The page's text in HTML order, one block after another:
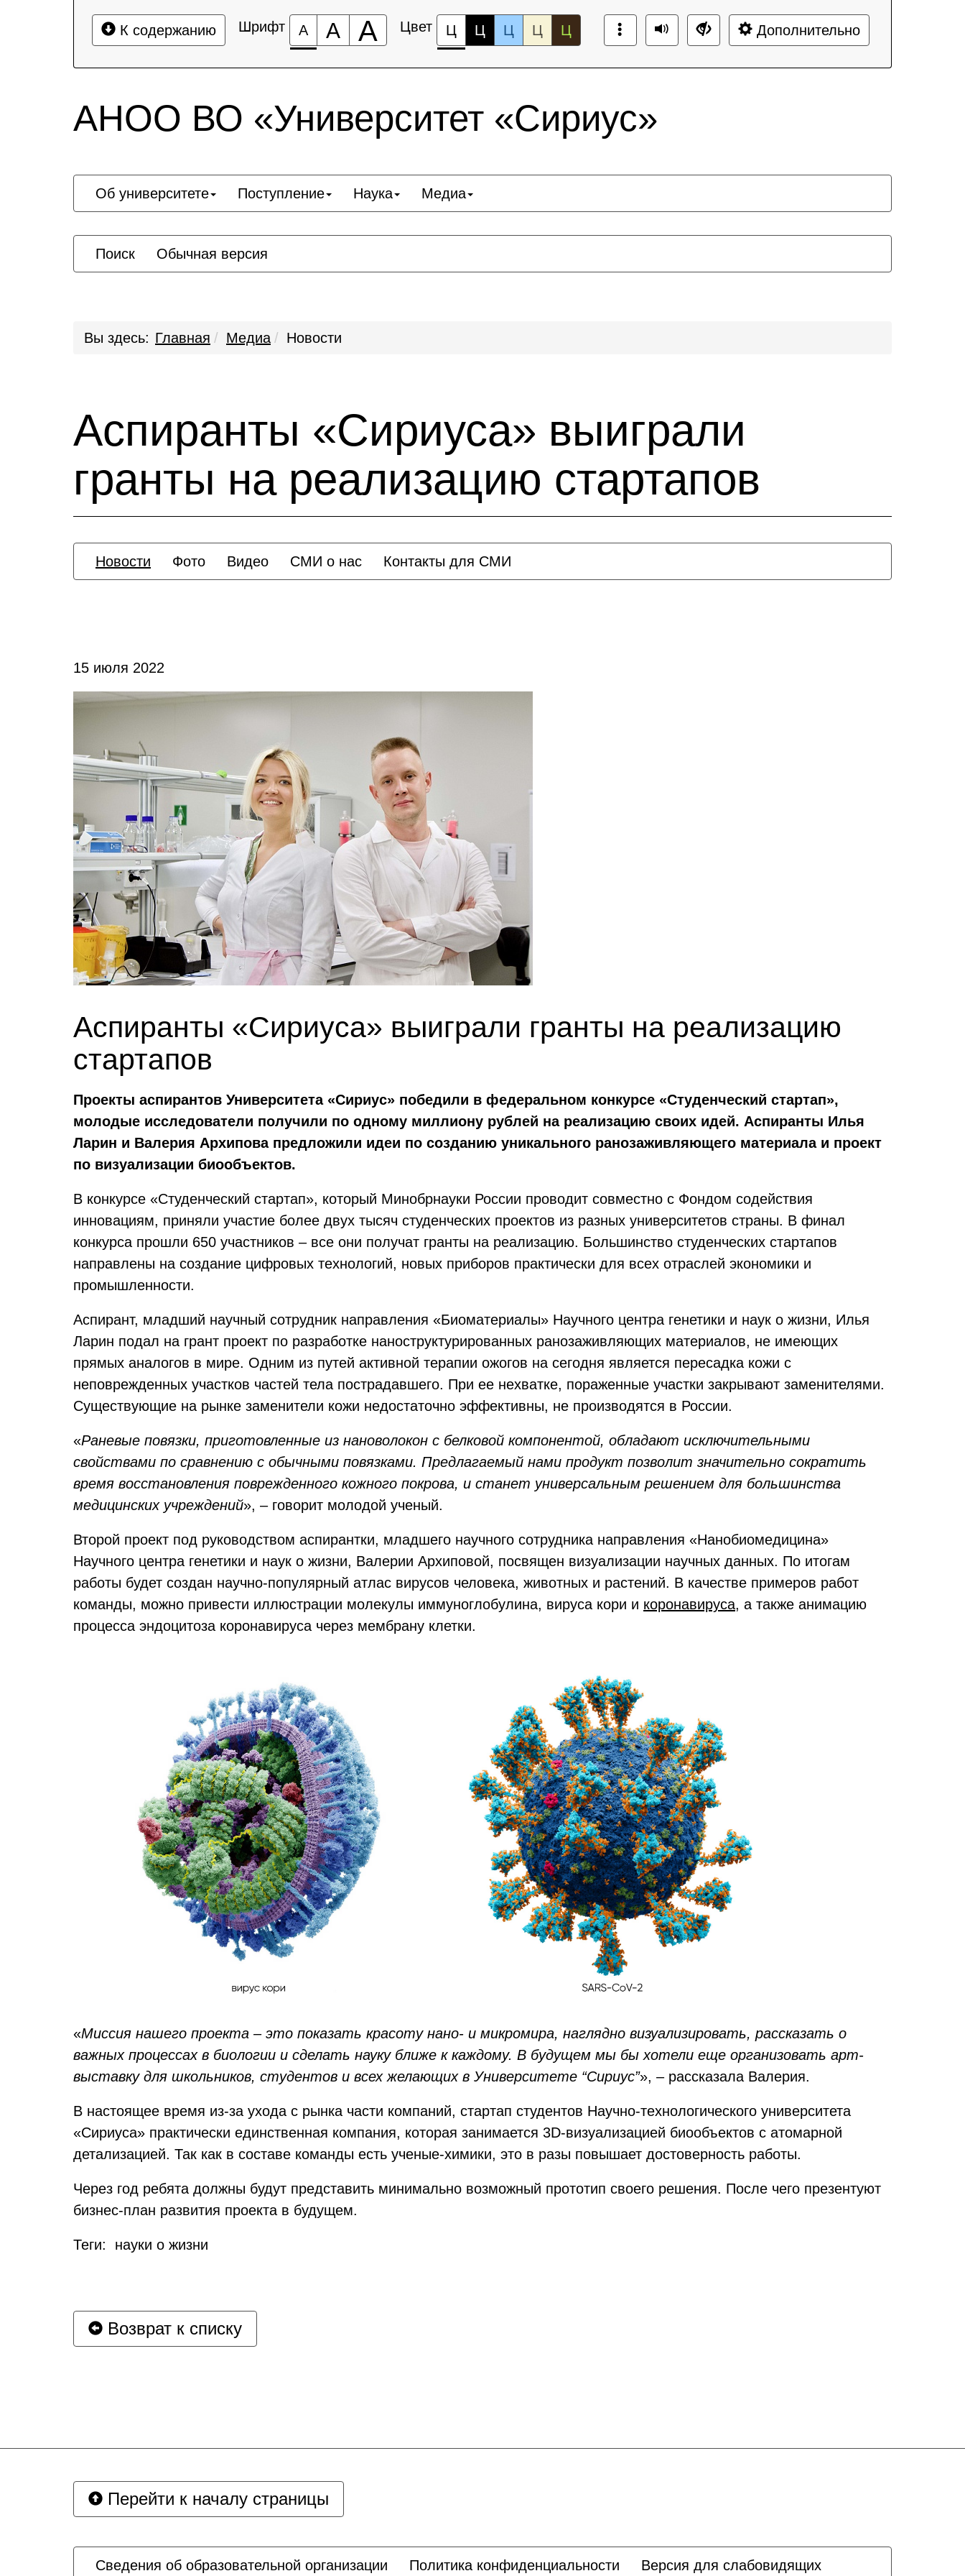
К содержанию Шрифт А А А Цвет Ц Ц Ц Ц Ц Дополнительно
АНОО ВО «Университет «Сириус»
Об университете Поступление Наука Медиа
Поиск Обычная версия
Вы здесь: Главная Медиа Новости
Аспиранты «Сириуса» выиграли
гранты на реализацию стартапов
Новости Фото Видео СМИ о нас Контакты для СМИ
15 июля 2022
Аспиранты «Сириуса» выиграли гранты на реализацию
стартапов
Проекты аспирантов Университета «Сириус» победили в федеральном конкурсе «Студенческий стартап»,
молодые исследователи получили по одному миллиону рублей на реализацию своих идей. Аспиранты Илья
Ларин и Валерия Архипова предложили идеи по созданию уникального ранозаживляющего материала и проект
по визуализации биообъектов.
В конкурсе «Студенческий стартап», который Минобрнауки России проводит совместно с Фондом содействия
инновациям, приняли участие более двух тысяч студенческих проектов из разных университетов страны. В финал
конкурса прошли 650 участников – все они получат гранты на реализацию. Большинство студенческих стартапов
направлены на создание цифровых технологий, новых приборов практически для всех отраслей экономики и
промышленности.
Аспирант, младший научный сотрудник направления «Биоматериалы» Научного центра генетики и наук о жизни, Илья
Ларин подал на грант проект по разработке наноструктурированных ранозаживляющих материалов, не имеющих
прямых аналогов в мире. Одним из путей активной терапии ожогов на сегодня является пересадка кожи с
неповрежденных участков частей тела пострадавшего. При ее нехватке, пораженные участки закрывают заменителями.
Существующие на рынке заменители кожи недостаточно эффективны, не производятся в России.
«Раневые повязки, приготовленные из нановолокон с белковой компонентой, обладают исключительными
свойствами по сравнению с обычными повязками. Предлагаемый нами продукт позволит значительно сократить
время восстановления поврежденного кожного покрова, и станет универсальным решением для большинства
медицинских учреждений», – говорит молодой ученый.
Второй проект под руководством аспирантки, младшего научного сотрудника направления «Нанобиомедицина»
Научного центра генетики и наук о жизни, Валерии Архиповой, посвящен визуализации научных данных. По итогам
работы будет создан научно-популярный атлас вирусов человека, животных и растений. В качестве примеров работ
команды, можно привести иллюстрации молекулы иммуноглобулина, вируса кори и коронавируса, а также анимацию
процесса эндоцитоза коронавируса через мембрану клетки.
«Миссия нашего проекта – это показать красоту нано- и микромира, наглядно визуализировать, рассказать о
важных процессах в биологии и сделать науку ближе к каждому. В будущем мы бы хотели еще организовать арт-
выставку для школьников, студентов и всех желающих в Университете “Сириус”», – рассказала Валерия.
В настоящее время из-за ухода с рынка части компаний, стартап студентов Научно-технологического университета
«Сириуса» практически единственная компания, которая занимается 3D-визуализацией биообъектов с атомарной
детализацией. Так как в составе команды есть ученые-химики, это в разы повышает достоверность работы.
Через год ребята должны будут представить минимально возможный прототип своего решения. После чего презентуют
бизнес-план развития проекта в будущем.
Теги: науки о жизни
Возврат к списку
Перейти к началу страницы
Сведения об образовательной организации Политика конфиденциальности Версия для слабовидящих